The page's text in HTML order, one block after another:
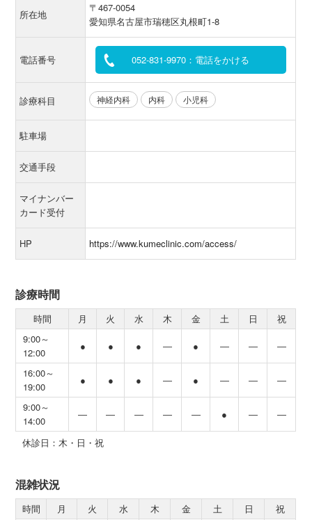
所在地
〒467-0054
愛知県名古屋市瑞穂区丸根町1-8
電話番号 052-831-9970：電話をかける
診療科目 神経内科 内科 小児科
駐車場
交通手段
マイナンバー
カード受付
HP https://www.kumeclinic.com/access/
診療時間
時間 月 火 水 木 金 土 日
祝
9:00～
12:00
● ● ● ― ● ― ― ―
16:00～
19:00
● ● ● ― ● ― ― ―
9:00～
14:00
― ― ― ― ― ● ― ―
休診日：木・日・祝
混雑状況
時間 月 火 水 木 金 土 日
祝